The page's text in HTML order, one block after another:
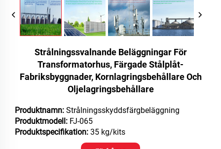
Strålningssvalnande Beläggningar För
Transformatorhus, Färgade Stålplåt-
Fabriksbyggnader, Kornlagringsbehållare Och
Oljelagringsbehållare
Produktnamn: Strålningsskyddsfärgbeläggning
Produktmodell: FJ-065
Produktspecifikation: 35 kg/kits